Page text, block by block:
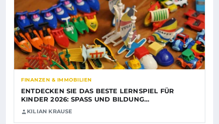
FINANZEN & IMMOBILIEN
ENTDECKEN SIE DAS BESTE LERNSPIEL FÜR
KINDER 2026: SPASS UND BILDUNG…
KILIAN KRAUSE